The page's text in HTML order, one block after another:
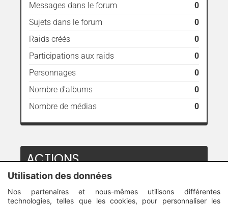
Messages dans le forum
0
Sujets dans le forum
0
Raids créés
0
Participations aux raids
0
Personnages
0
Nombre d'albums
0
Nombre de médias
0
ACTIONS
Utilisation des données
Nos partenaires et nous-mêmes utilisons différentes
technologies, telles que les cookies, pour personnaliser les